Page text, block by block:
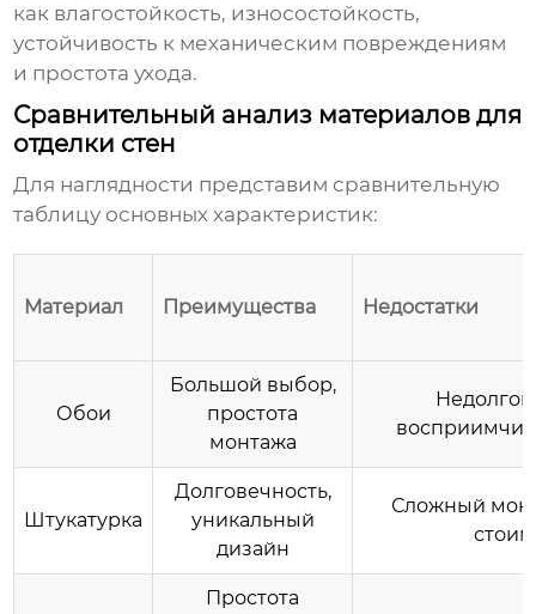
как влагостойкость, износостойкость,
устойчивость к механическим повреждениям
и простота ухода.
Сравнительный анализ материалов для
отделки стен
Для наглядности представим сравнительную
таблицу основных характеристик:
Материал Преимущества Недостатки
Обои
Большой выбор,
простота
монтажа
Штукатурка
Долговечность,
уникальный
дизайн
Сложный
Простота